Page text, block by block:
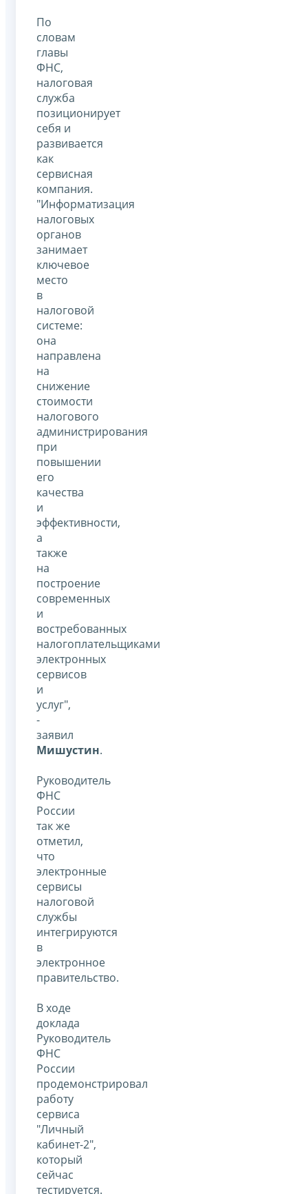
По
словам
главы
ФНС,
налоговая
служба
позиционирует
себя и
развивается
как
сервисная
компания.
"Информатизация
налоговых
органов
занимает
ключевое
место
в
налоговой
системе:
она
направлена
на
снижение
стоимости
налогового
администрирования
при
повышении
его
качества
и
эффективности,
а
также
на
построение
современных
и
востребованных
налогоплательщиками
электронных
сервисов
и
услуг",
-
заявил
Мишустин.
Руководитель
ФНС
России
так же
отметил,
что
электронные
сервисы
налоговой
службы
интегрируются
в
электронное
правительство.
В ходе
доклада
Руководитель
ФНС
России
продемонстрировал
работу
сервиса
"Личный
кабинет-2",
который
сейчас
тестируется.